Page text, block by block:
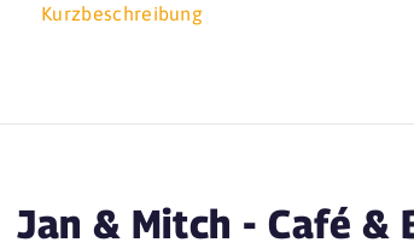
Kurzbeschreibung
Jan & Mitch - Café &